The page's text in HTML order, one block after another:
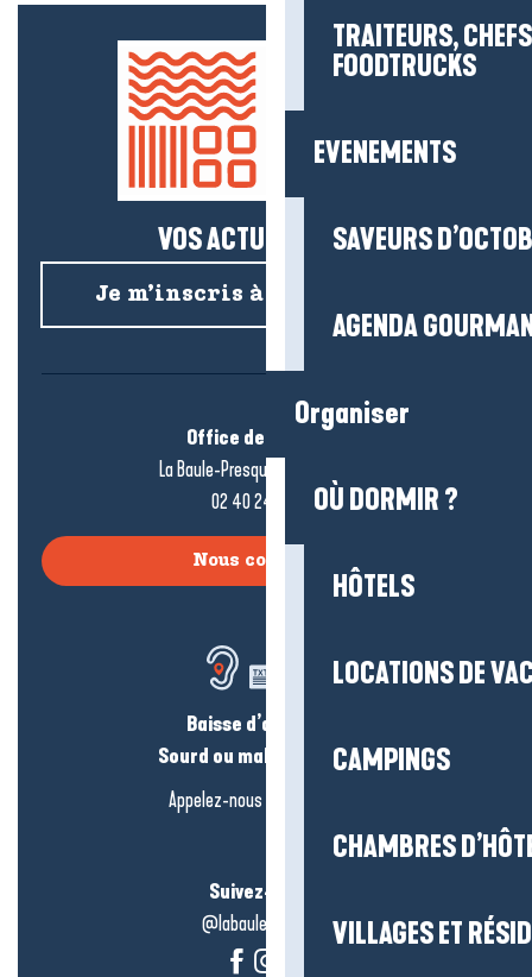
TRAITEURS,
FOODTRUCKS
EVENEMENTS
SAVEURS
AGENDA
Organiser
OÙ DORMIR ?
HÔTELS
LOCATIONS DE
CAMPINGS
CHAMBRES
VILLAGES ET
VOS ACTUS SALÉES !
Je m’inscris à la newsletter
Office de tourisme
La Baule-Presqu’île de Guérande
02 40 24 34 44
Nous contacter
Baisse d’audition ?
Sourd ou malentendant ?
Appelez-nous en
Suivez-nous !
@labauleguérande